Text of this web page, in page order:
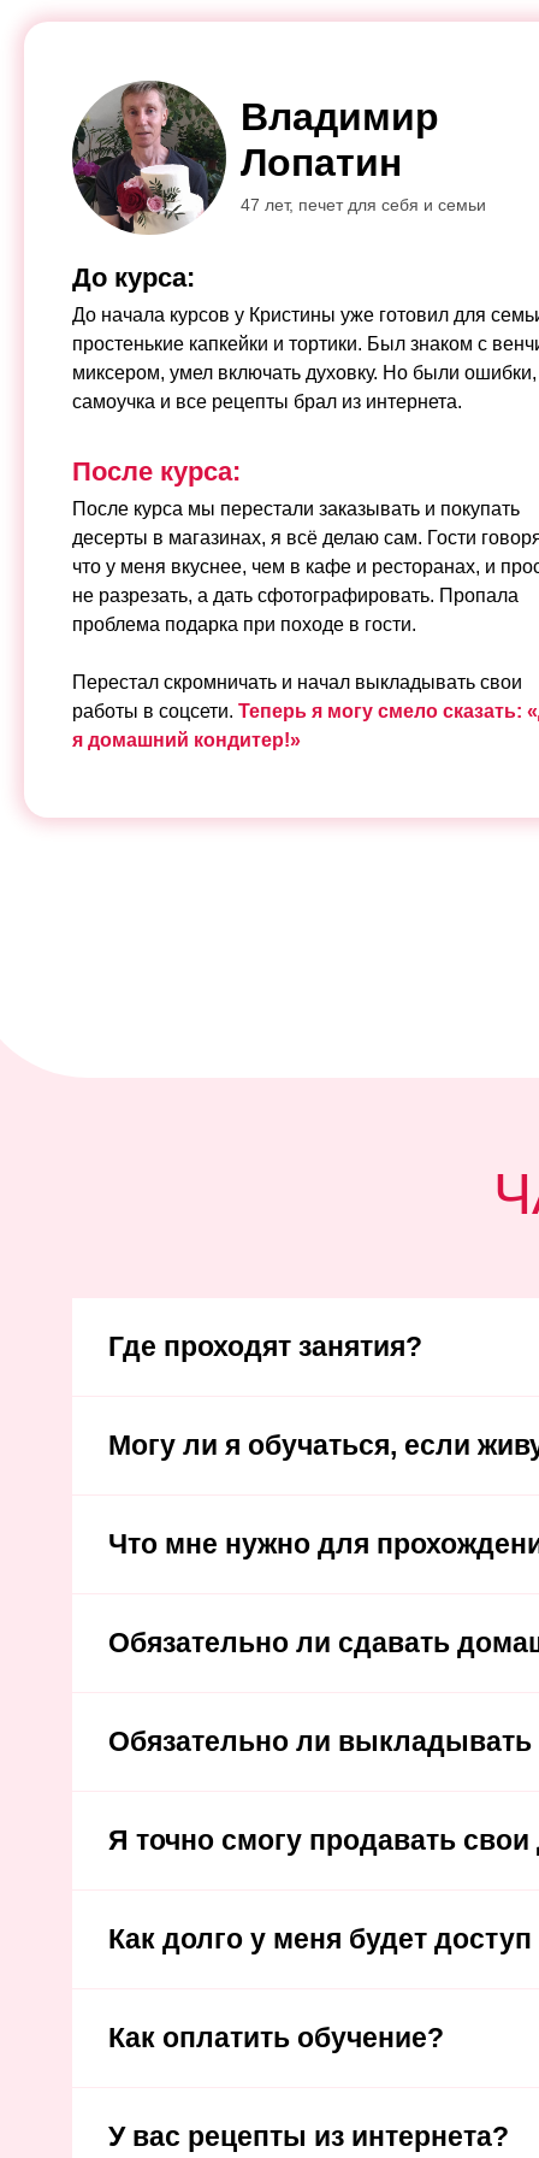
Владимир
Лопатин
47 лет, печет для себя и семьи
До курса:
До начала курсов у Кристины уже готовил для
простенькие капкейки и тортики. Был знаком с
миксером, умел включать духовку. Но были ошибки,
самоучка и все рецепты брал из интернета.
После курса:
После курса мы перестали заказывать и покупать
десерты в магазинах, я всё делаю сам. Гости
что у меня вкуснее, чем в кафе и ресторанах, и
не разрезать, а дать сфотографировать. Пропала
проблема подарка при походе в гости.
Перестал скромничать и начал выкладывать свои
работы в соцсети. Теперь я могу смело сказать:
я домашний кондитер!»
Где проходят занятия?
Могу ли я обучаться, если
Что мне нужно для
Обязательно ли сдавать
Обязательно ли
Я точно смогу продавать
Как долго у меня будет
Как оплатить обучение?
У вас рецепты из интернета?